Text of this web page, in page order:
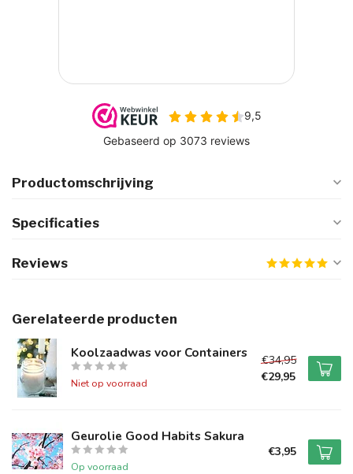
Productomschrijving
Specificaties
Reviews
Gerelateerde producten
Koolzaadwas voor Containers
Niet op voorraad
€34,95
€29,95
Geurolie Good Habits Sakura
Op voorraad
€3,95